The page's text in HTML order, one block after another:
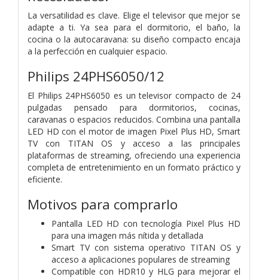
La versatilidad es clave. Elige el televisor que mejor se
adapte a ti. Ya sea para el dormitorio, el baño, la
cocina o la autocaravana: su diseño compacto encaja
a la perfección en cualquier espacio.
Philips 24PHS6050/12
El Philips 24PHS6050 es un televisor compacto de 24
pulgadas pensado para dormitorios, cocinas,
caravanas o espacios reducidos. Combina una pantalla
LED HD con el motor de imagen Pixel Plus HD, Smart
TV con TITAN OS y acceso a las principales
plataformas de streaming, ofreciendo una experiencia
completa de entretenimiento en un formato práctico y
eficiente.
Motivos para comprarlo
Pantalla LED HD con tecnología Pixel Plus HD
para una imagen más nítida y detallada
Smart TV con sistema operativo TITAN OS y
acceso a aplicaciones populares de streaming
Compatible con HDR10 y HLG para mejorar el